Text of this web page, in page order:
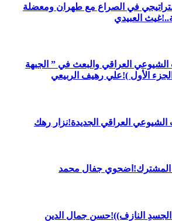
في الصراع مع طهران ومعضلة
العبيدي
العراقي والبعث في ” الجبهة
الأول )!علي رهيف الربيعي
العراقي الجديدة!نزار رهك
المشترك!اضحوي جفال محمد
النازف))!حسن جمال الدين